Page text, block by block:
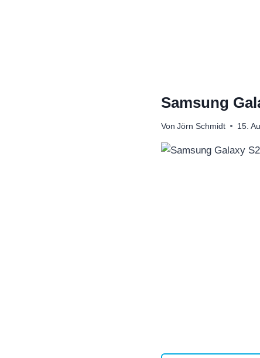
Samsung
Von Jörn Schmidt 15.